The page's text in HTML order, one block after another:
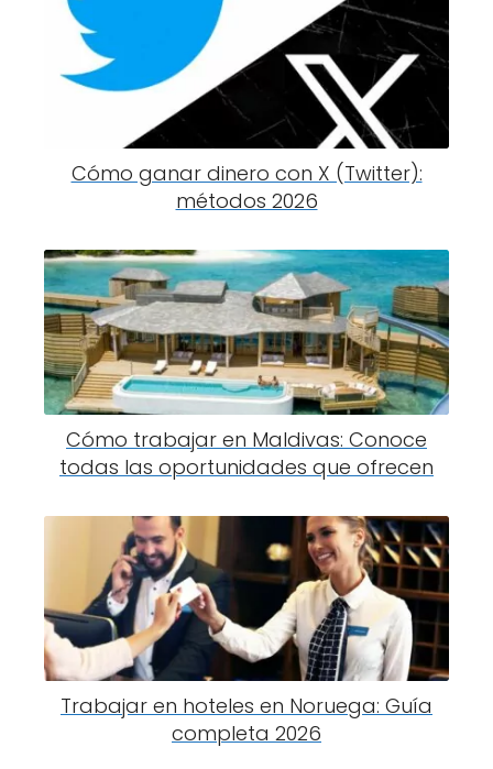
Cómo ganar dinero con X (Twitter):
métodos 2026
Cómo trabajar en Maldivas: Conoce
todas las oportunidades que ofrecen
Trabajar en hoteles en Noruega: Guía
completa 2026